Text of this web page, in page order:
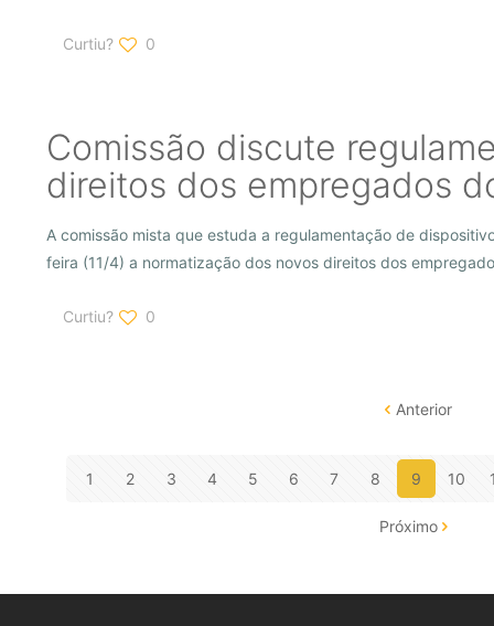
Curtiu? 0
Comissão discute
direitos dos empregados
A comissão mista que estuda a regulamentação de
feira (11/4) a normatização dos novos direitos dos
Curtiu? 0
Anterior
1 2 3 4 5 6 7 8 9 10
Próximo